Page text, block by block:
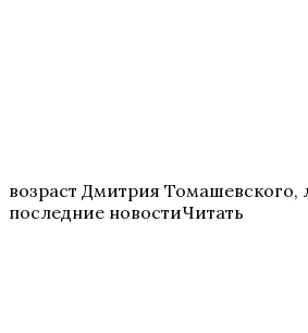
возраст Дмитрия Томашевского,
последние новостиЧитать